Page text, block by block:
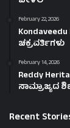
February 22, 2026
ಚಕ್ರವರ್ತಿಗಳು
February 14, 2026
Reddy
ಸಾಮ್ರಾಜ್ಯದ
Recent